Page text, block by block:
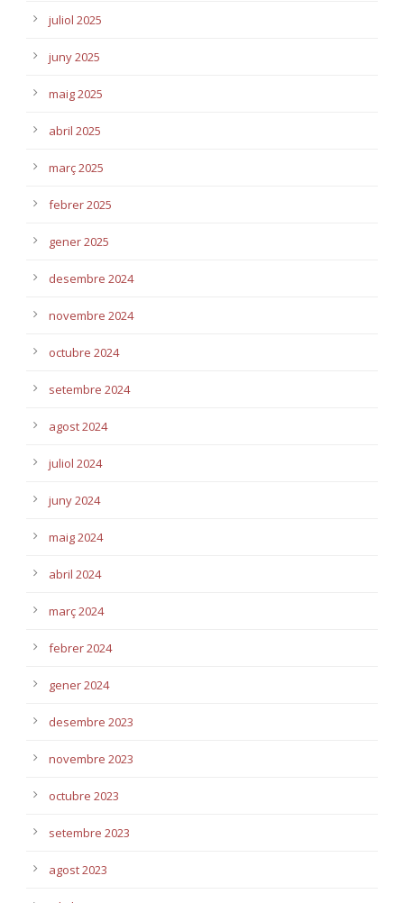
juliol 2025
juny 2025
maig 2025
abril 2025
març 2025
febrer 2025
gener 2025
desembre 2024
novembre 2024
octubre 2024
setembre 2024
agost 2024
juliol 2024
juny 2024
maig 2024
abril 2024
març 2024
febrer 2024
gener 2024
desembre 2023
novembre 2023
octubre 2023
setembre 2023
agost 2023